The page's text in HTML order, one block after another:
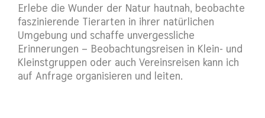
Erlebe die Wunder der Natur hautnah, beobachte
faszinierende Tierarten in ihrer natürlichen
Umgebung und schaffe unvergessliche
Erinnerungen – Beobachtungsreisen in Klein- und
Kleinstgruppen oder auch Vereinsreisen kann ich
auf Anfrage organisieren und leiten.